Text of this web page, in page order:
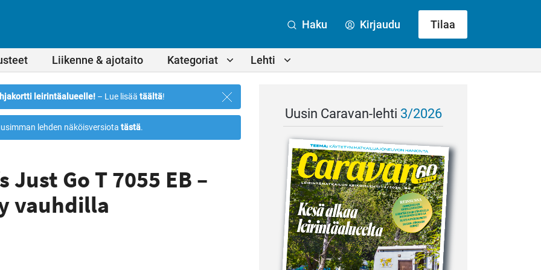
Liikenne & ajotaito Kategoriat Lehti
Haku Kirjaudu Tilaa
leirintäalueelle! – Lue lisää täältä!
Sulje
ilmoitus
lehden näköisversiota tästä.
Go T 7055 EB –
vauhdilla
Uusin Caravan-lehti 3/2026